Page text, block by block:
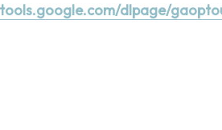
dlpage/